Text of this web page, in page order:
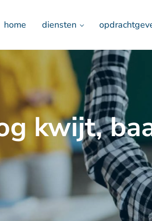
home diensten
kwijt,